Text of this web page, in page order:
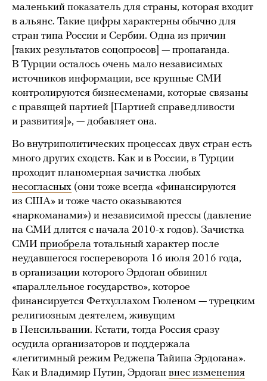
маленький показатель для страны, которая входит
в альянс. Такие цифры характерны обычно для
стран типа России и Сербии. Одна из причин
[таких результатов соцопросов] — пропаганда.
В Турции осталось очень мало независимых
источников информации, все крупные СМИ
контролируются бизнесменами, которые связаны
с правящей партией [Партией справедливости
и развития]», — добавляет она.
Во внутриполитических процессах двух стран есть
много других сходств. Как и в России, в Турции
проходит планомерная зачистка любых
несогласных (они тоже всегда «финансируются
из США» и тоже часто оказываются
«наркоманами») и независимой прессы (давление
на СМИ длится с начала 2010-х годов). Зачистка
СМИ приобрела тотальный характер после
неудавшегося госпереворота 16 июля 2016 года,
в организации которого Эрдоган обвинил
«параллельное государство», которое
финансируется Фетхуллахом Гюленом — турецким
религиозным деятелем, живущим
в Пенсильвании. Кстати, тогда Россия сразу
осудила организаторов и поддержала
«легитимный режим Реджепа Тайипа Эрдогана».
Как и Владимир Путин, Эрдоган внес изменения